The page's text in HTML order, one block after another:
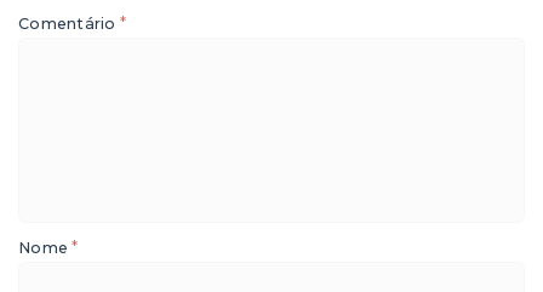
Comentário *
Nome*